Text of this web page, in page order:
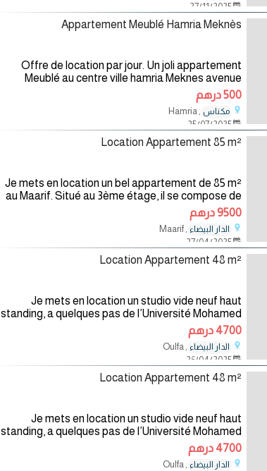
27/11/2025
Appartement Meublé Hamria Meknès
Offre de location par jour. Un joli appartement
Meublé au centre ville hamria Meknes avenue
Hassan 2
500 درهم
مكناس , Hamria
25/07/2025
Location Appartement 85 m²
Je mets en location un bel appartement de 85 m²
au Maarif. Situé au 3ème étage, il se compose de
2 chambres ensoleillées avec balcon, d’un grand
salon et d’une cuisine
9500 درهم
الدار البيضاء , Maarif
27/04/2025
Location Appartement 48 m²
Je mets en location un studio vide neuf haut
standing, a quelques pas de l’Université Mohamed
6 des Sciences, de la Santé et de l’hôpital Cheikh
Khalifa Bin Zayed. Le
4700 درهم
الدار البيضاء , Oulfa
26/04/2025
Location Appartement 48 m²
Je mets en location un studio vide neuf haut
standing, a quelques pas de l’Université Mohamed
6 des Sciences de la Santé, et de l’hôpital Cheikh
Khalifa Bin Zayed. Le
4700 درهم
الدار البيضاء , Oulfa